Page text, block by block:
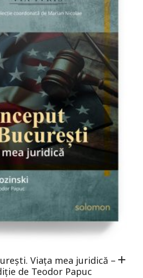
Viața mea juridică –
de Teodor Papuc